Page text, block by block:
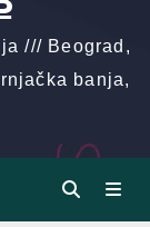
/// Beograd,
banja,